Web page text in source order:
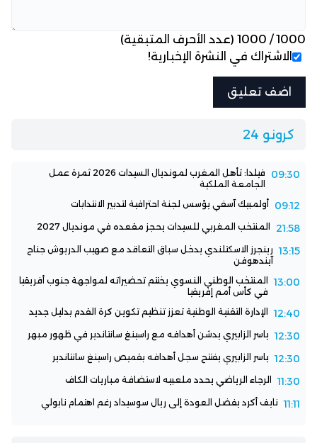
1000
/
1000 (عدد الأحرف المتبقية)
الاشتراك في النشرة الإخبارية!
كرونو 24
09:30
فيلدا: تأهل المغرب لمونديال السيدات 2026 ثمرة عمل
الجامعة الملكية
09:12 أولمبيك آسفي يؤسس لجنة احترافية لتدبير الانتدابات
21:58 المنتخب المغربي للسيدات يحجز مقعده في مونديال 2027
13:15 رينجرز الاسكتلندي يدخل سباق التعاقد مع صهيب الدريوش جناح
آيندهوفن
13:00
المنتخب الوطني النسوي يختتم تحضيراته لمواجهة جنوب أفريقيا
في كأس أمم إفريقيا
12:40 الإدارة التقنية الوطنية تعزز تنظيم تكوين كرة القدم بدليل جديد
12:30 ياسر الزابيري يدشن أهدافه مع راسينغ سانتاندير في ظهور مبهر
12:30 ياسر الزابيري يفتتح سجل أهدافه بقميص راسينغ سانتاندير
11:30 الرجاء الرياضي يحدد ملعبيه لاستضافة مباريات الكاف
11:11 نايف أكرد يفضل العودة إلى ريال سوسيداد رغم اهتمام نابولي